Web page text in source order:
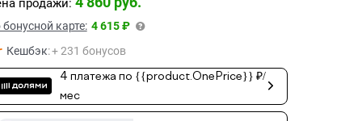
продажи:
карте: 4 615 ₽
Кешбэк:+ 231 бонусов
4 платежа по {{product.OnePrice}} ₽/
мес